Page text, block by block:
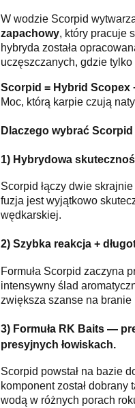
W wodzie Scorpid
zapachowy, który pracuje
hybryda została
uczęszczanych, gdzie
Scorpid = Hybrid Scopex
Moc, którą karpie czują
Dlaczego wybrać
1) Hybrydowa
Scorpid łączy dwie
fuzja jest wyjątkowo
wędkarskiej.
2) Szybka reakcja +
Formuła Scorpid zaczyna
intensywny ślad
zwiększa szanse na
3) Formuła RK Baits —
presyjnych łowiskach.
Scorpid powstał na bazie
komponent został
wodą w różnych porach